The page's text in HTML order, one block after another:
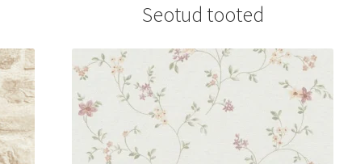
Seotud tooted